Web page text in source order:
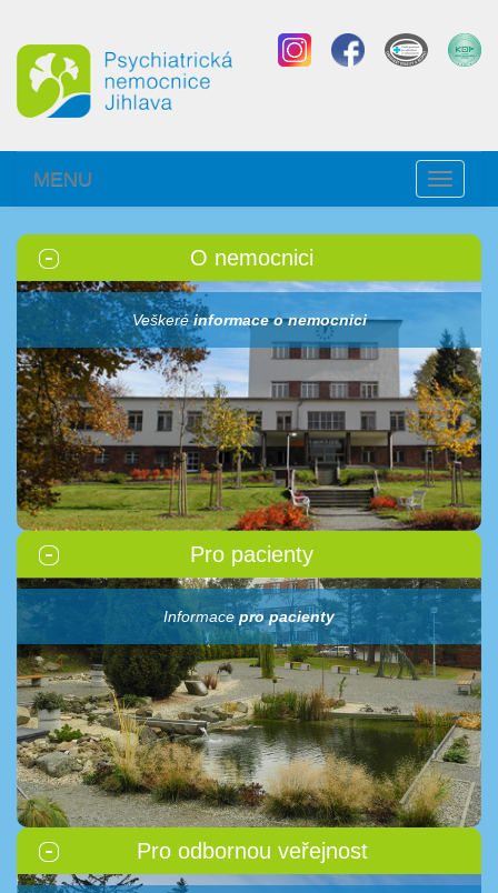
Toggle
MENU
O nemocnici
Veškeréinformace o nemocnici
Pro pacienty
Informacepro pacienty
Pro odbornou veřejnost